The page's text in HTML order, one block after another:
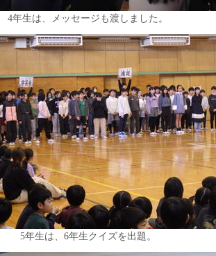
4年生は、メッセージも渡しました。
5年生は、6年生クイズを出題。